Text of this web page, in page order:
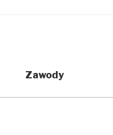
Zawody